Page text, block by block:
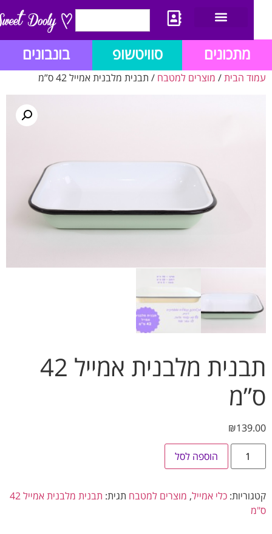
מתכונים סוויטשופ בונבונים
הבית/מוצרים למטבח/ תבנית מלבנית אמייל 42 ס”מ
תבנית מלבנית אמייל 42
₪
הוספה לסל
כלי אמייל,מוצרים למטבחתגית:
תבנית מלבנית אמייל 42